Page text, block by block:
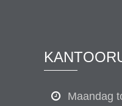
Maandag